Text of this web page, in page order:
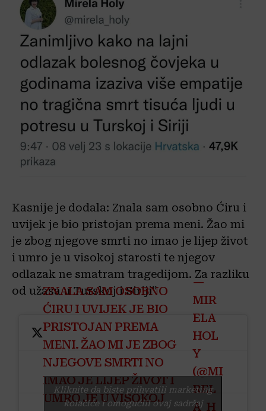
Kasnije je dodala: Znala sam osobno Ćiru i
uvijek je bio pristojan prema meni. Žao mi
je zbog njegove smrti no imao je lijep život
i umro je u visokoj starosti te njegov
odlazak ne smatram tragedijom. Za razliku
od užasa u Turskoj i Siriji”
ZNALA SAM OSOBNO
ĆIRU I UVIJEK JE BIO
PRISTOJAN PREMA
MENI. ŽAO MI JE ZBOG
NJEGOVE SMRTI NO
IMAO JE LIJEP ŽIVOT I
UMRO JE U VISOKOJ
—
MIR
ELA
HOL
Y
(@MI
REL
A_H
Kliknite da biste prihvatili marketing
kolačiće i omogućili ovaj sadržaj